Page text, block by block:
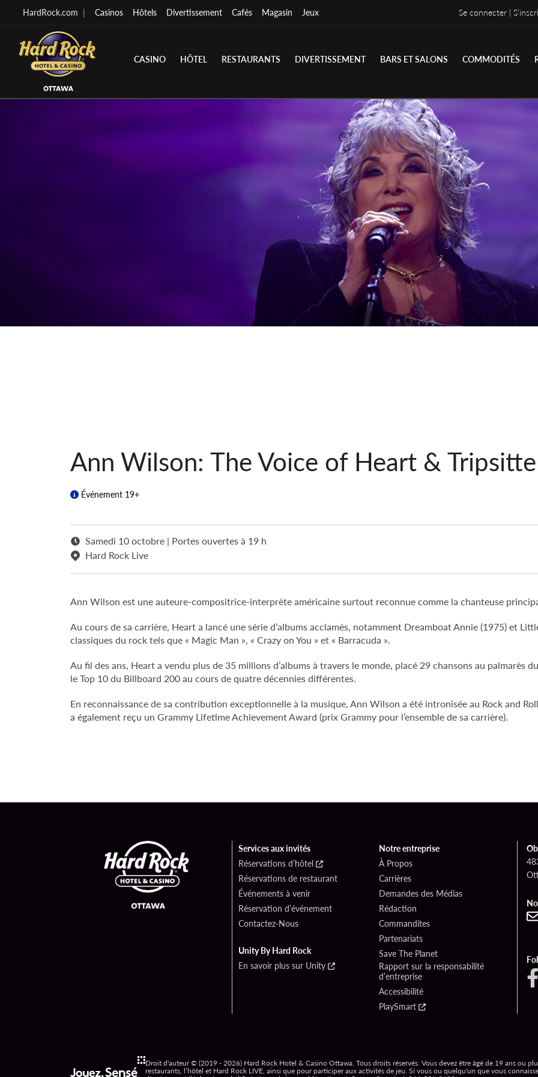
HardRock.com | Casinos Hôtels Divertissement Cafés Magasin Jeux Se connecter |
CASINO HÔTEL RESTAURANTS DIVERTISSEMENT BARS ET SALONS COMMODITÉS
Ann Wilson: The Voice of Heart &
Événement 19+
Samedi 10 octobre | Portes ouvertes à 19 h
Hard Rock Live
Ann Wilson est une auteure-compositrice-interprète américaine surtout reconnue comme la chanteuse
Au cours de sa carrière, Heart a lancé une série d’albums acclamés, notamment Dreamboat Annie (1975) et
classiques du rock tels que « Magic Man », « Crazy on You » et « Barracuda ».
Au fil des ans, Heart a vendu plus de 35 millions d’albums à travers le monde, placé 29 chansons au palmarès
le Top 10 du Billboard 200 au cours de quatre décennies différentes.
En reconnaissance de sa contribution exceptionnelle à la musique, Ann Wilson a été intronisée au Rock and
a également reçu un Grammy Lifetime Achievement Award (prix Grammy pour l’ensemble de sa carrière).
Services aux invités
Réservations d’hôtel
Réservations de restaurant
Événements à venir
Réservation d’événement
Contactez-Nous
Unity By Hard Rock
En savoir plus sur Unity
Notre entreprise
À Propos
Carrières
Demandes des Médias
Rédaction
Commandites
Partenariats
Save The Planet
Rapport sur la responsabilité
d’entreprise
Accessibilité
PlaySmart
Droit d'auteur © (2019 - 2026) Hard Rock Hotel & Casino Ottawa. Tous droits réservés. Vous devez être âgé de 19 ans ou
restaurants, l’hôtel et Hard Rock LIVE, ainsi que pour participer aux activités de jeu. Si vous ou quelqu'un que vous